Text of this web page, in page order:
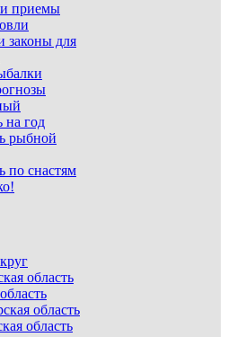
приемы
законы для
на год
рыбной
по снастям
область
область
область